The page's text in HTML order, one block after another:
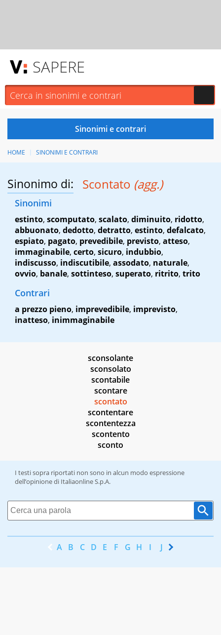
SAPERE
HOME SINONIMI E CONTRARI
Sinonimo di: Scontato (agg.)
Sinonimi
estinto, scomputato, scalato, diminuito, ridotto,
abbuonato, dedotto, detratto, estinto, defalcato,
espiato, pagato, prevedibile, previsto, atteso,
immaginabile, certo, sicuro, indubbio,
indiscusso, indiscutibile, assodato, naturale,
ovvio, banale, sottinteso, superato, ritrito, trito
Contrari
a prezzo pieno, imprevedibile, imprevisto,
inatteso, inimmaginabile
sconsolante
sconsolato
scontabile
scontare
scontato
scontentare
scontentezza
scontento
sconto
I testi sopra riportati non sono in alcun modo espressione
dell’opinione di Italiaonline S.p.A.
A B C D E F G H I J K